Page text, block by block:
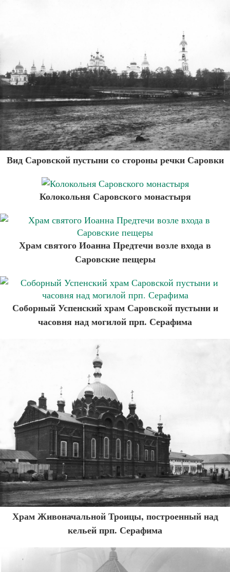
Вид Саровской пустыни со стороны речки Саровки
Колокольня Саровского монастыря
Храм святого Иоанна Предтечи возле входа в
Саровские пещеры
Соборный Успенский храм Саровской пустыни и
часовня над могилой прп. Серафима
Храм Живоначальной Троицы, построенный над
кельей прп. Серафима